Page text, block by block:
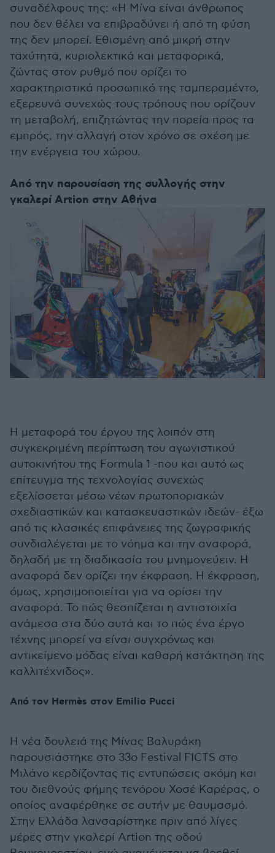
συναδέλφους της: «Η Μίνα είναι άνθρωπος
που δεν θέλει να επιβραδύνει ή από τη φύση
της δεν μπορεί. Εθισμένη από μικρή στην
ταχύτητα, κυριολεκτικά και μεταφορικά,
ζώντας στον ρυθμό που ορίζει το
χαρακτηριστικά προσωπικό της ταμπεραμέντο,
εξερευνά συνεχώς τους τρόπους που ορίζουν
τη μεταβολή, επιζητώντας την πορεία προς τα
εμπρός, την αλλαγή στον χρόνο σε σχέση με
την ενέργεια του χώρου.
Από την παρουσίαση της συλλογής στην
γκαλερί Artion στην Αθήνα
Η μεταφορά του έργου της λοιπόν στη
συγκεκριμένη περίπτωση του αγωνιστικού
αυτοκινήτου της Formula 1 -που και αυτό ως
επίτευγμα της τεχνολογίας συνεχώς
εξελίσσεται μέσω νέων πρωτοποριακών
σχεδιαστικών και κατασκευαστικών ιδεών- έξω
από τις κλασικές επιφάνειες της ζωγραφικής
συνδιαλέγεται με το νόημα και την αναφορά,
δηλαδή με τη διαδικασία του μνημονεύειν. Η
αναφορά δεν ορίζει την έκφραση. Η έκφραση,
όμως, χρησιμοποιείται για να ορίσει την
αναφορά. Το πώς θεσπίζεται η αντιστοιχία
ανάμεσα στα δύο αυτά και το πώς ένα έργο
τέχνης μπορεί να είναι συγχρόνως και
αντικείμενο μόδας είναι καθαρή κατάκτηση της
καλλιτέχνιδος».
Από τον Hermès στον Emilio Pucci
Η νέα δουλειά της Μίνας Βαλυράκη
παρουσιάστηκε στο 33ο Festival FICTS στο
Μιλάνο κερδίζοντας τις εντυπώσεις ακόμη και
του διεθνούς φήμης τενόρου Xoσέ Καρέρας, ο
οποίος αναφέρθηκε σε αυτήν με θαυμασμό.
Στην Ελλάδα λανσαρίστηκε πριν από λίγες
μέρες στην γκαλερί Artion της οδού